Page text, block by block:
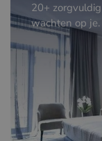
20+
wachten op je.